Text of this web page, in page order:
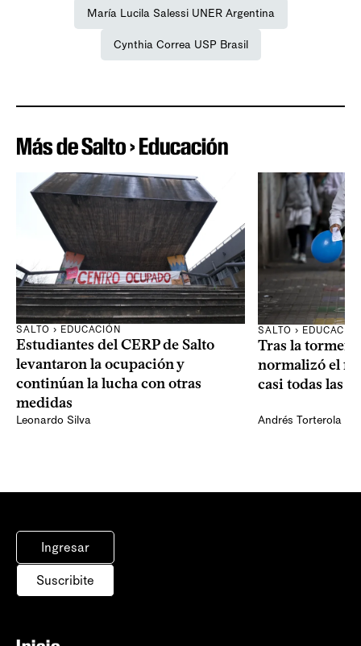
María Lucila Salessi UNER Argentina
Cynthia Correa USP Brasil
Más de Salto › Educación
SALTO › EDUCACIÓN
Estudiantes del CERP de Salto
levantaron la ocupación y
continúan la lucha con otras
medidas
Leonardo Silva
SALTO ›
Tras la
normalizó el
casi todas las
Andrés Torterola
Ingresar
Suscribite